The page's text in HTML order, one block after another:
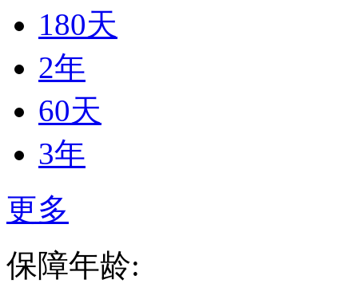
180天
2年
60天
3年
更多
保障年龄: